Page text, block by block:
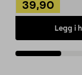
39,90
Legg i